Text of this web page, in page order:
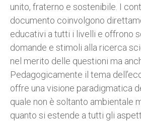
unito, fraterno e sostenibile. I
documento coinvolgono
educativi a tutti i livelli e offrono
domande e stimoli alla ricerca
nel merito delle questioni ma
Pedagogicamente il tema
offre una visione paradigmatica
quale non è soltanto ambientale
quanto si estende a tutti gli